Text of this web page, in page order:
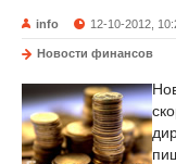
info 12-10-2012,
Новости финансов